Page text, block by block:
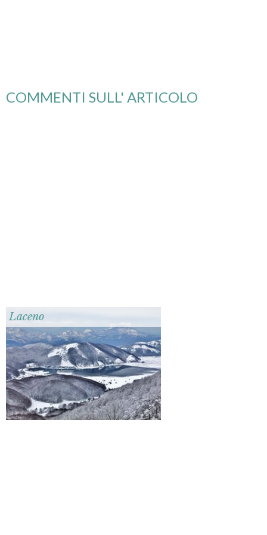
COMMENTI SULL' ARTICOLO
Laceno